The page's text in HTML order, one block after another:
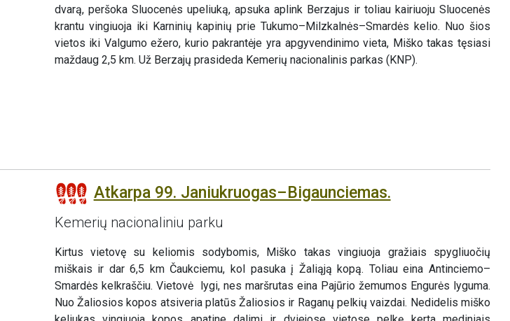
dvarą, peršoka Sluocenės upeliuką, apsuka aplink Berzajus ir toliau kairiuoju Sluocenės
krantu vingiuoja iki Karninių kapinių prie Tukumo–Milzkalnės–Smardės kelio. Nuo šios
vietos iki Valgumo ežero, kurio pakrantėje yra apgyvendinimo vieta, Miško takas tęsiasi
maždaug 2,5 km. Už Berzajų prasideda Kemerių nacionalinis parkas (KNP).
Atkarpa 99. Janiukruogas–Bigaunciemas.
Kemerių nacionaliniu parku
Kirtus vietovę su keliomis sodybomis, Miško takas vingiuoja gražiais spygliuočių
miškais ir dar 6,5 km Čaukciemu, kol pasuka į Žaliąją kopą. Toliau eina Antinciemo–
Smardės kelkraščiu. Vietovė lygi, nes maršrutas eina Pajūrio žemumos Engurės lyguma.
Nuo Žaliosios kopos atsiveria platūs Žaliosios ir Raganų pelkių vaizdai. Nedidelis miško